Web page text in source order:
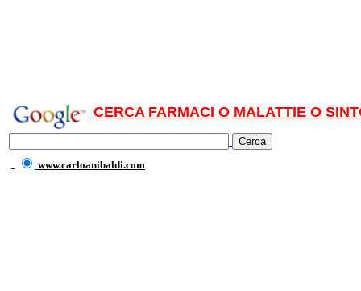
CERCA FARMACI O MALATTIE O
www.carloanibaldi.com